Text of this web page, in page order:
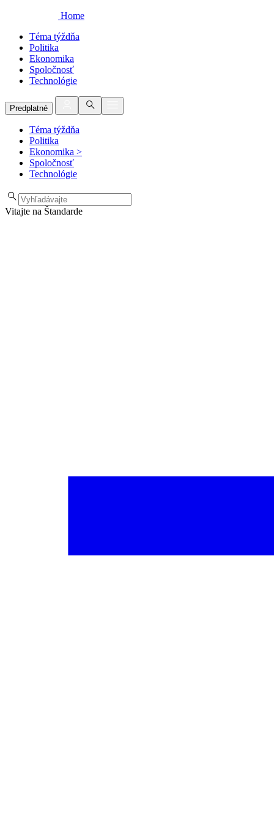
Home
Téma týždňa
Politika
Ekonomika
Spoločnosť
Technológie
Predplatné
Téma týždňa
Politika
Ekonomika >
Spoločnosť
Technológie
Vitajte na Štandarde